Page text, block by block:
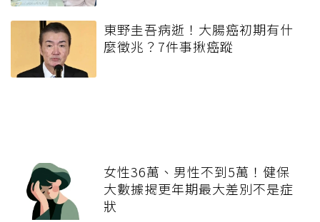
東野圭吾病逝！大腸癌初期有什
麼徵兆？7件事揪癌蹤
女性36萬、男性不到5萬！健保
大數據揭更年期最大差別不是症
狀